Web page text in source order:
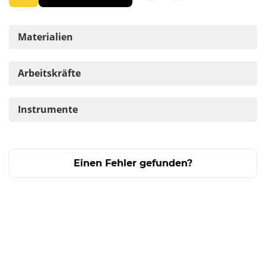
Materialien
Arbeitskräfte
Instrumente
Einen Fehler gefunden?